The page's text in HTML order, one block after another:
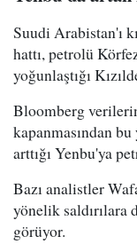
Suudi Arabistan'ı
hattı, petrolü
yoğunlaştığı
Bloomberg
kapanmasından
arttığı Yenbu'ya
Bazı analistler
yönelik saldırılara
görüyor.